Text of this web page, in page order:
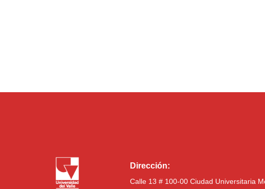
Dirección:
Calle 13 # 100-00 Ciudad Universitaria